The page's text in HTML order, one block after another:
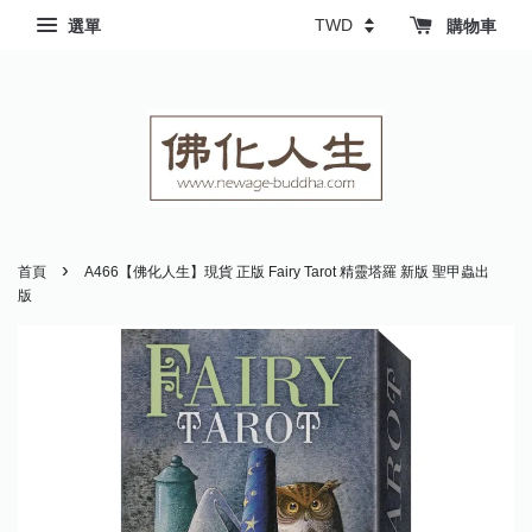
選單 購物車
首頁 ›
A466【佛化人生】現貨 正版 Fairy Tarot 精靈塔羅 新版 聖甲蟲出
版